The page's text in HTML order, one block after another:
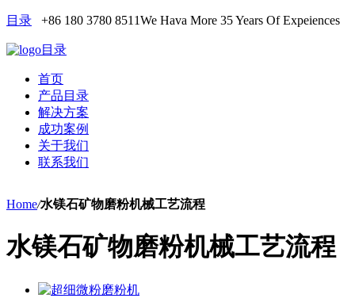
目录 +86 180 3780 8511We Hava More 35 Years Of Expeiences
目录
首页
产品目录
解决方案
成功案例
关于我们
联系我们
Home/水镁石矿物磨粉机械工艺流程
水镁石矿物磨粉机械工艺流程